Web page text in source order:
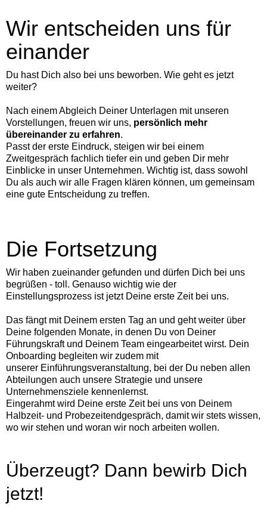
Wir entscheiden uns für
einander
Du hast Dich also bei uns beworben. Wie geht es jetzt
weiter?
Nach einem Abgleich Deiner Unterlagen mit unseren
Vorstellungen, freuen wir uns, persönlich mehr
übereinander zu erfahren.
Passt der erste Eindruck, steigen wir bei einem
Zweitgespräch fachlich tiefer ein und geben Dir mehr
Einblicke in unser Unternehmen. Wichtig ist, dass sowohl
Du als auch wir alle Fragen klären können, um gemeinsam
eine gute Entscheidung zu treffen.
Die Fortsetzung
Wir haben zueinander gefunden und dürfen Dich bei uns
begrüßen - toll. Genauso wichtig wie der
Einstellungsprozess ist jetzt Deine erste Zeit bei uns.
Das fängt mit Deinem ersten Tag an und geht weiter über
Deine folgenden Monate, in denen Du von Deiner
Führungskraft und Deinem Team eingearbeitet wirst. Dein
Onboarding begleiten wir zudem mit
unserer Einführungsveranstaltung, bei der Du neben allen
Abteilungen auch unsere Strategie und unsere
Unternehmensziele kennenlernst.
Eingerahmt wird Deine erste Zeit bei uns von Deinem
Halbzeit- und Probezeitendgespräch, damit wir stets wissen,
wo wir stehen und woran wir noch arbeiten wollen.
Überzeugt? Dann bewirb Dich
jetzt!